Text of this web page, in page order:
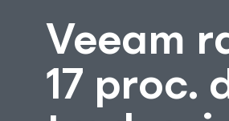
Veeam
17 proc.